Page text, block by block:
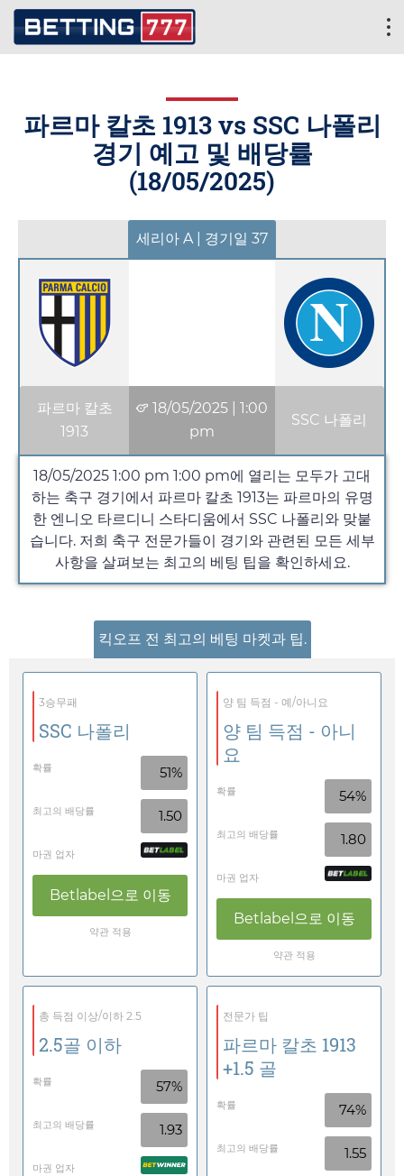
파르마 칼초 1913 vs SSC 나폴리
경기 예고 및 배당률
(18/05/2025)
세리아 A | 경기일 37
파르마 칼초
1913
18/05/2025 |1:00
pm
SSC 나폴리
18/05/2025 1:00 pm 1:00 pm에 열리는 모두가 고대
하는 축구 경기에서 파르마 칼초 1913는 파르마의 유명
한 엔니오 타르디니 스타디움에서 SSC 나폴리와 맞붙
습니다. 저희 축구 전문가들이 경기와 관련된 모든 세부
사항을 살펴보는 최고의 베팅 팁을 확인하세요.
킥오프 전 최고의 베팅 마켓과 팁.
3승무패
SSC 나폴리
확률 51%
최고의 배당률 1.50
마권 업자
Betlabel 으로 이동
약관 적용
양 팀 득점 - 예/아니요
양 팀 득점 - 아니
요
확률 54%
최고의 배당률 1.80
마권 업자
Betlabel 으로 이동
약관 적용
총 득점 이상/이하 2.5
2.5골 이하
확률 57%
최고의 배당률 1.93
마권 업자
전문가 팁
파르마 칼초 1913
+1.5 골
확률 74%
최고의 배당률 1.55